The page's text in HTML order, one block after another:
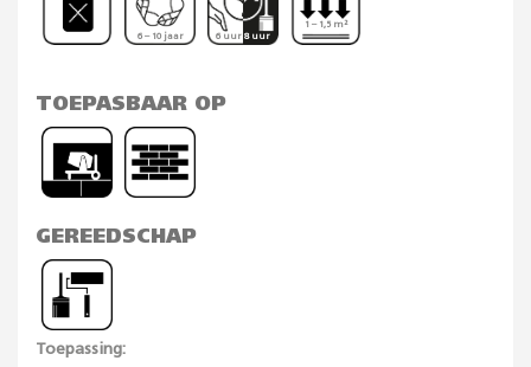
6 – 10 jaar 6 uur 8 uur
1 – 1,5 m²
TOEPASBAAR OP
GEREEDSCHAP
Toepassing: